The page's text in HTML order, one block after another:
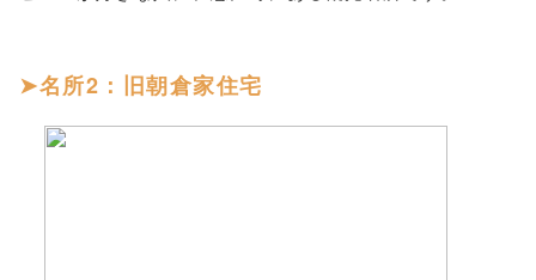
名所2：旧朝倉家住宅